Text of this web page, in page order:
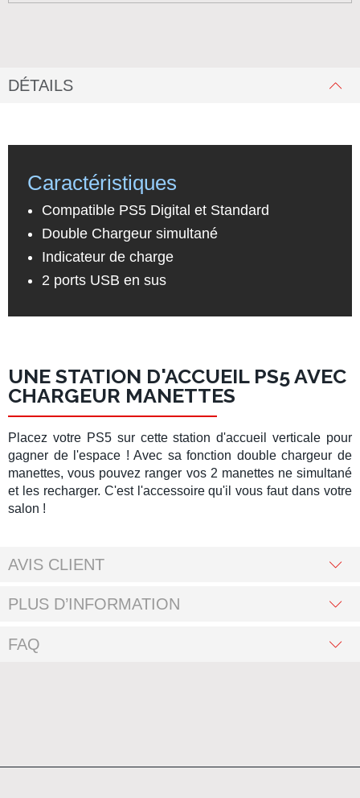
DÉTAILS
Caractéristiques
Compatible PS5 Digital et Standard
Double Chargeur simultané
Indicateur de charge
2 ports USB en sus
UNE STATION D'ACCUEIL PS5 AVEC
CHARGEUR MANETTES
Placez votre PS5 sur cette station d'accueil verticale pour
gagner de l'espace ! Avec safonction double chargeur de
manettes, vous pouvez ranger vos 2 manettes ne simultané
et les recharger. C'est l'accessoire qu'il vous faut dans votre
salon !
AVIS CLIENT
PLUS D’INFORMATION
FAQ